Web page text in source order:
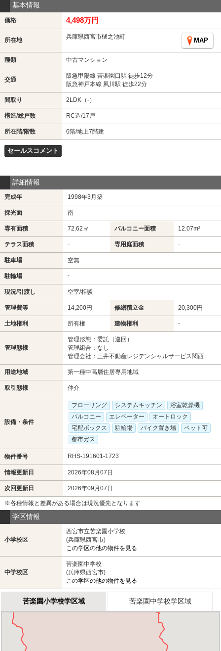
基本情報
価格 4,498万円
所在地 兵庫県西宮市樋之池町
MAP
種類 中古マンション
交通
阪急甲陽線 苦楽園口駅 徒歩12分
阪急神戸本線 夙川駅 徒歩22分
間取り 2LDK（-）
構造/総戸数 RC造/17戸
所在階/階数 6階/地上7階建
セールスコメント
-
詳細情報
完成年 1998年3月築
採光面 南
専有面積 72.62㎡ バルコニー面積 12.07m²
テラス面積 - 専用庭面積 -
駐車場 空無
駐輪場 -
現況/引渡し 空室/相談
管理費等 14,200円 修繕積立金 20,300円
土地権利 所有権 建物権利 -
管理態様
管理形態：委託（巡回）
管理組合：なし
管理会社：三井不動産レジデンシャルサービス関西
用途地域 第一種中高層住居専用地域
取引態様 仲介
設備・条件
フローリング システムキッチン
浴室乾燥機
バルコニー
エレベーター
オートロック
宅配ボックス
駐輪場 バイク置き場
ペット可
都市ガス
物件番号 RHS-191601-1723
情報更新日 2026年08月07日
次回更新日 2026年09月07日
※各種情報と差異がある場合は現況優先となります
学区情報
小学校区
西宮市立苦楽園小学校
(兵庫県西宮市)
この学区の他の物件を見る
中学校区
苦楽園中学校
(兵庫県西宮市)
この学区の他の物件を見る
苦楽園小学校学区域 苦楽園中学校学区域